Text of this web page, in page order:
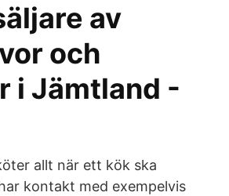
av
och
i Jämtland -
allt när ett kök ska
kontakt med exempelvis